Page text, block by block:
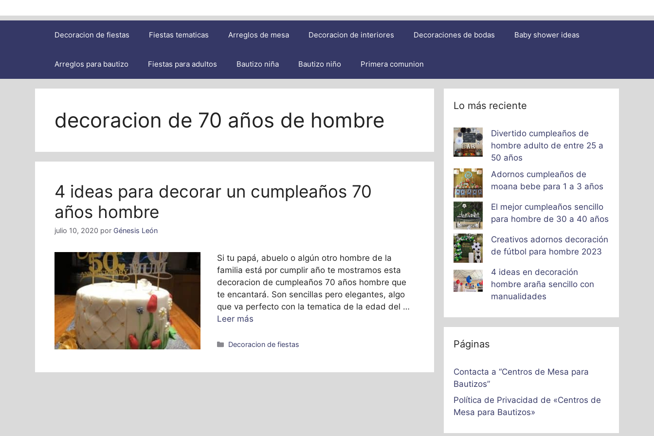
Decoracion de fiestas Fiestas tematicas Arreglos de mesa Decoracion de interiores Decoraciones de bodas Baby shower ideas
Arreglos para bautizo Fiestas para adultos Bautizo niña Bautizo niño Primera comunion
decoracion de 70 años de hombre
4 ideas para decorar un cumpleaños 70
años hombre
julio 10, 2020 por Génesis León
Si tu papá, abuelo o algún otro hombre de la
familia está por cumplir año te mostramos esta
decoracion de cumpleaños 70 años hombre que
te encantará. Son sencillas pero elegantes, algo
que va perfecto con la tematica de la edad del …
Leer más
Categorías
Decoracion de fiestas
Lo más reciente
Divertido cumpleaños de
hombre adulto de entre 25 a
50 años
Adornos cumpleaños de
moana bebe para 1 a 3 años
El mejor cumpleaños sencillo
para hombre de 30 a 40 años
Creativos adornos decoración
de fútbol para hombre 2023
4 ideas en decoración
hombre araña sencillo con
manualidades
Páginas
Contacta a “Centros de Mesa para
Bautizos”
Política de Privacidad de «Centros de
Mesa para Bautizos»